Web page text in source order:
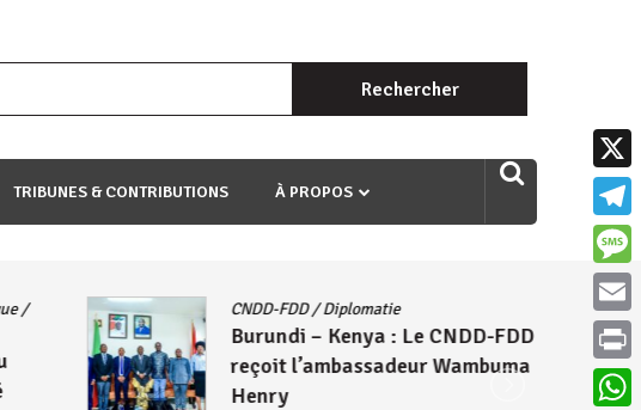
.Wewe uri ngaha ndagusigiye iki kibazo : Uriko ukora iki kugira ngo
Rechercher :
TRIBUNES & CONTRIBUTIONS À PROPOS
/
CNDD-FDD/Diplomatie
Burundi – Kenya : Le CNDD-FDD
reçoit l’ambassadeur Wambuma
Henry
X
Email
Print